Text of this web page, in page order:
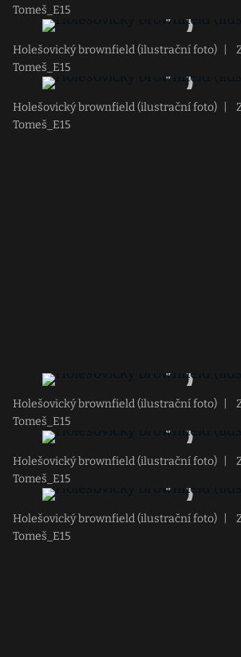
Tomeš_E15
Holešovický brownfield (ilustrační foto)
Tomeš_E15
Holešovický brownfield (ilustrační foto)
Tomeš_E15
Holešovický brownfield (ilustrační foto)
Tomeš_E15
Holešovický brownfield (ilustrační foto)
Tomeš_E15
Holešovický brownfield (ilustrační foto)
Tomeš_E15